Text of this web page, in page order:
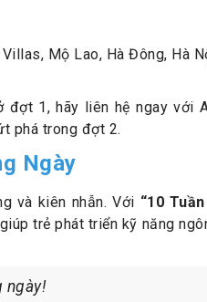
Mộ Lao, Hà Đông, Hà
1, hãy liên hệ ngay với
phá trong đợt 2.
Ngày
và kiên nhẫn. Với “10
trẻ phát triển kỹ năng
ngày!